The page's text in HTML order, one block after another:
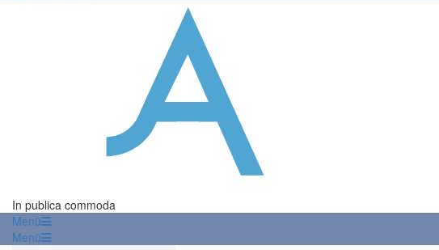
In publica commoda
Menü
Menü